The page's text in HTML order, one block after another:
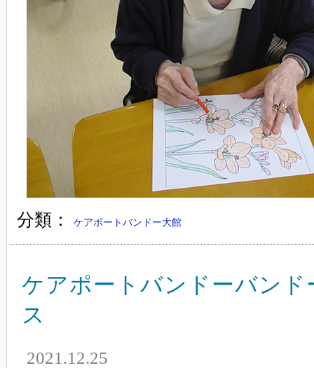
分類： ケアポートバンドー大館
ケアポートバンドーバンド
ス
2021.12.25